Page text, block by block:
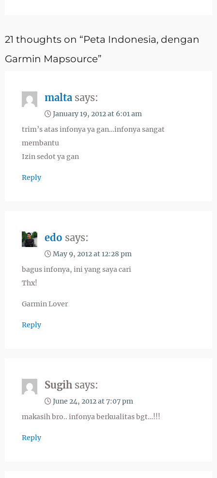
21 thoughts on “Peta Indonesia, dengan
Garmin Mapsource”
malta says:
January 19, 2012 at 6:01 am
trim’s atas infonya ya gan…infonya sangat
membantu
Izin sedot ya gan
Reply
edo says:
May 9, 2012 at 12:28 pm
bagus infonya, ini yang saya cari
Thx!
Garmin Lover
Reply
Sugih says:
June 24, 2012 at 7:07 pm
makasih bro.. infonya berkualitas bgt…!!!
Reply